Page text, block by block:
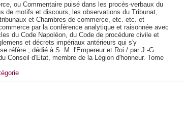
ou Commentaire puisé dans les procès-verbaux du
de motifs et discours, les observations du Tribunat,
et Chambres de commerce, etc. etc. et
par la conférence analytique et raisonnée avec
du Code Napoléon, du Code de procédure civile et
et décrets impériaux antérieurs qui s'y
réfère ; dédié à S. M. l'Empereur et Roi / par J.-G.
Conseil d'Etat, membre de la Légion d'honneur. Tome